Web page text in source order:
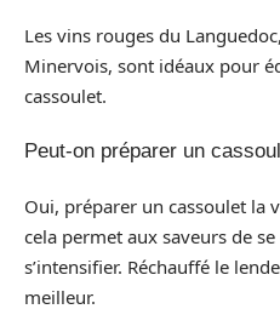
Les vins rouges du
Minervois, sont idéaux pour
cassoulet.
Peut-on préparer un
Oui, préparer un cassoulet la
cela permet aux saveurs de
s’intensifier. Réchauffé le
meilleur.